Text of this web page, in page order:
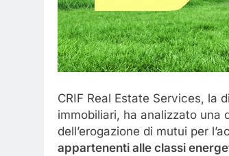
CRIF Real Estate Services, la
immobiliari, ha analizzato una
dell’erogazione di mutui per
appartenenti alle classi